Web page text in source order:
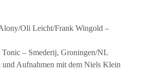
Oli Leicht/Frank Wingold –
Tonic – Smederij, Groningen/NL
und Aufnahmen mit dem Niels Klein